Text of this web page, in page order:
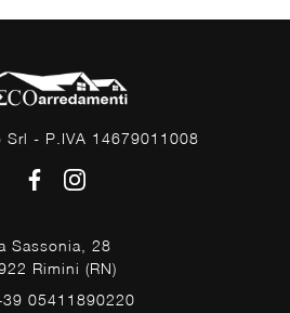
- P.IVA 14679011008
Sassonia, 28
Rimini (RN)
05411890220